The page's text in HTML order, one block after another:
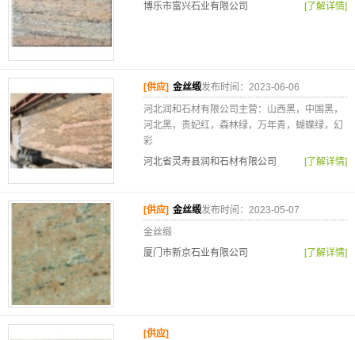
博乐市富兴石业有限公司
[了解详情]
[供应] 金丝缎发布时间：2023-06-06
河北润和石材有限公司主营：山西黑，中国黑，
河北黑，贵妃红，森林绿，万年青，蝴蝶绿，幻
彩
河北省灵寿县润和石材有限公司
[了解详情]
[供应] 金丝缎发布时间：2023-05-07
金丝缎
厦门市新京石业有限公司
[了解详情]
[供应]